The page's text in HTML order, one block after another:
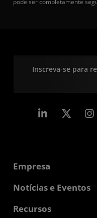
pode ser completamente
Inscreva-se para
Linkedin
Empresa
Sobre a AMD
Responsibilidade
Notícias e Eventos
Sala de Imprensa
Recursos